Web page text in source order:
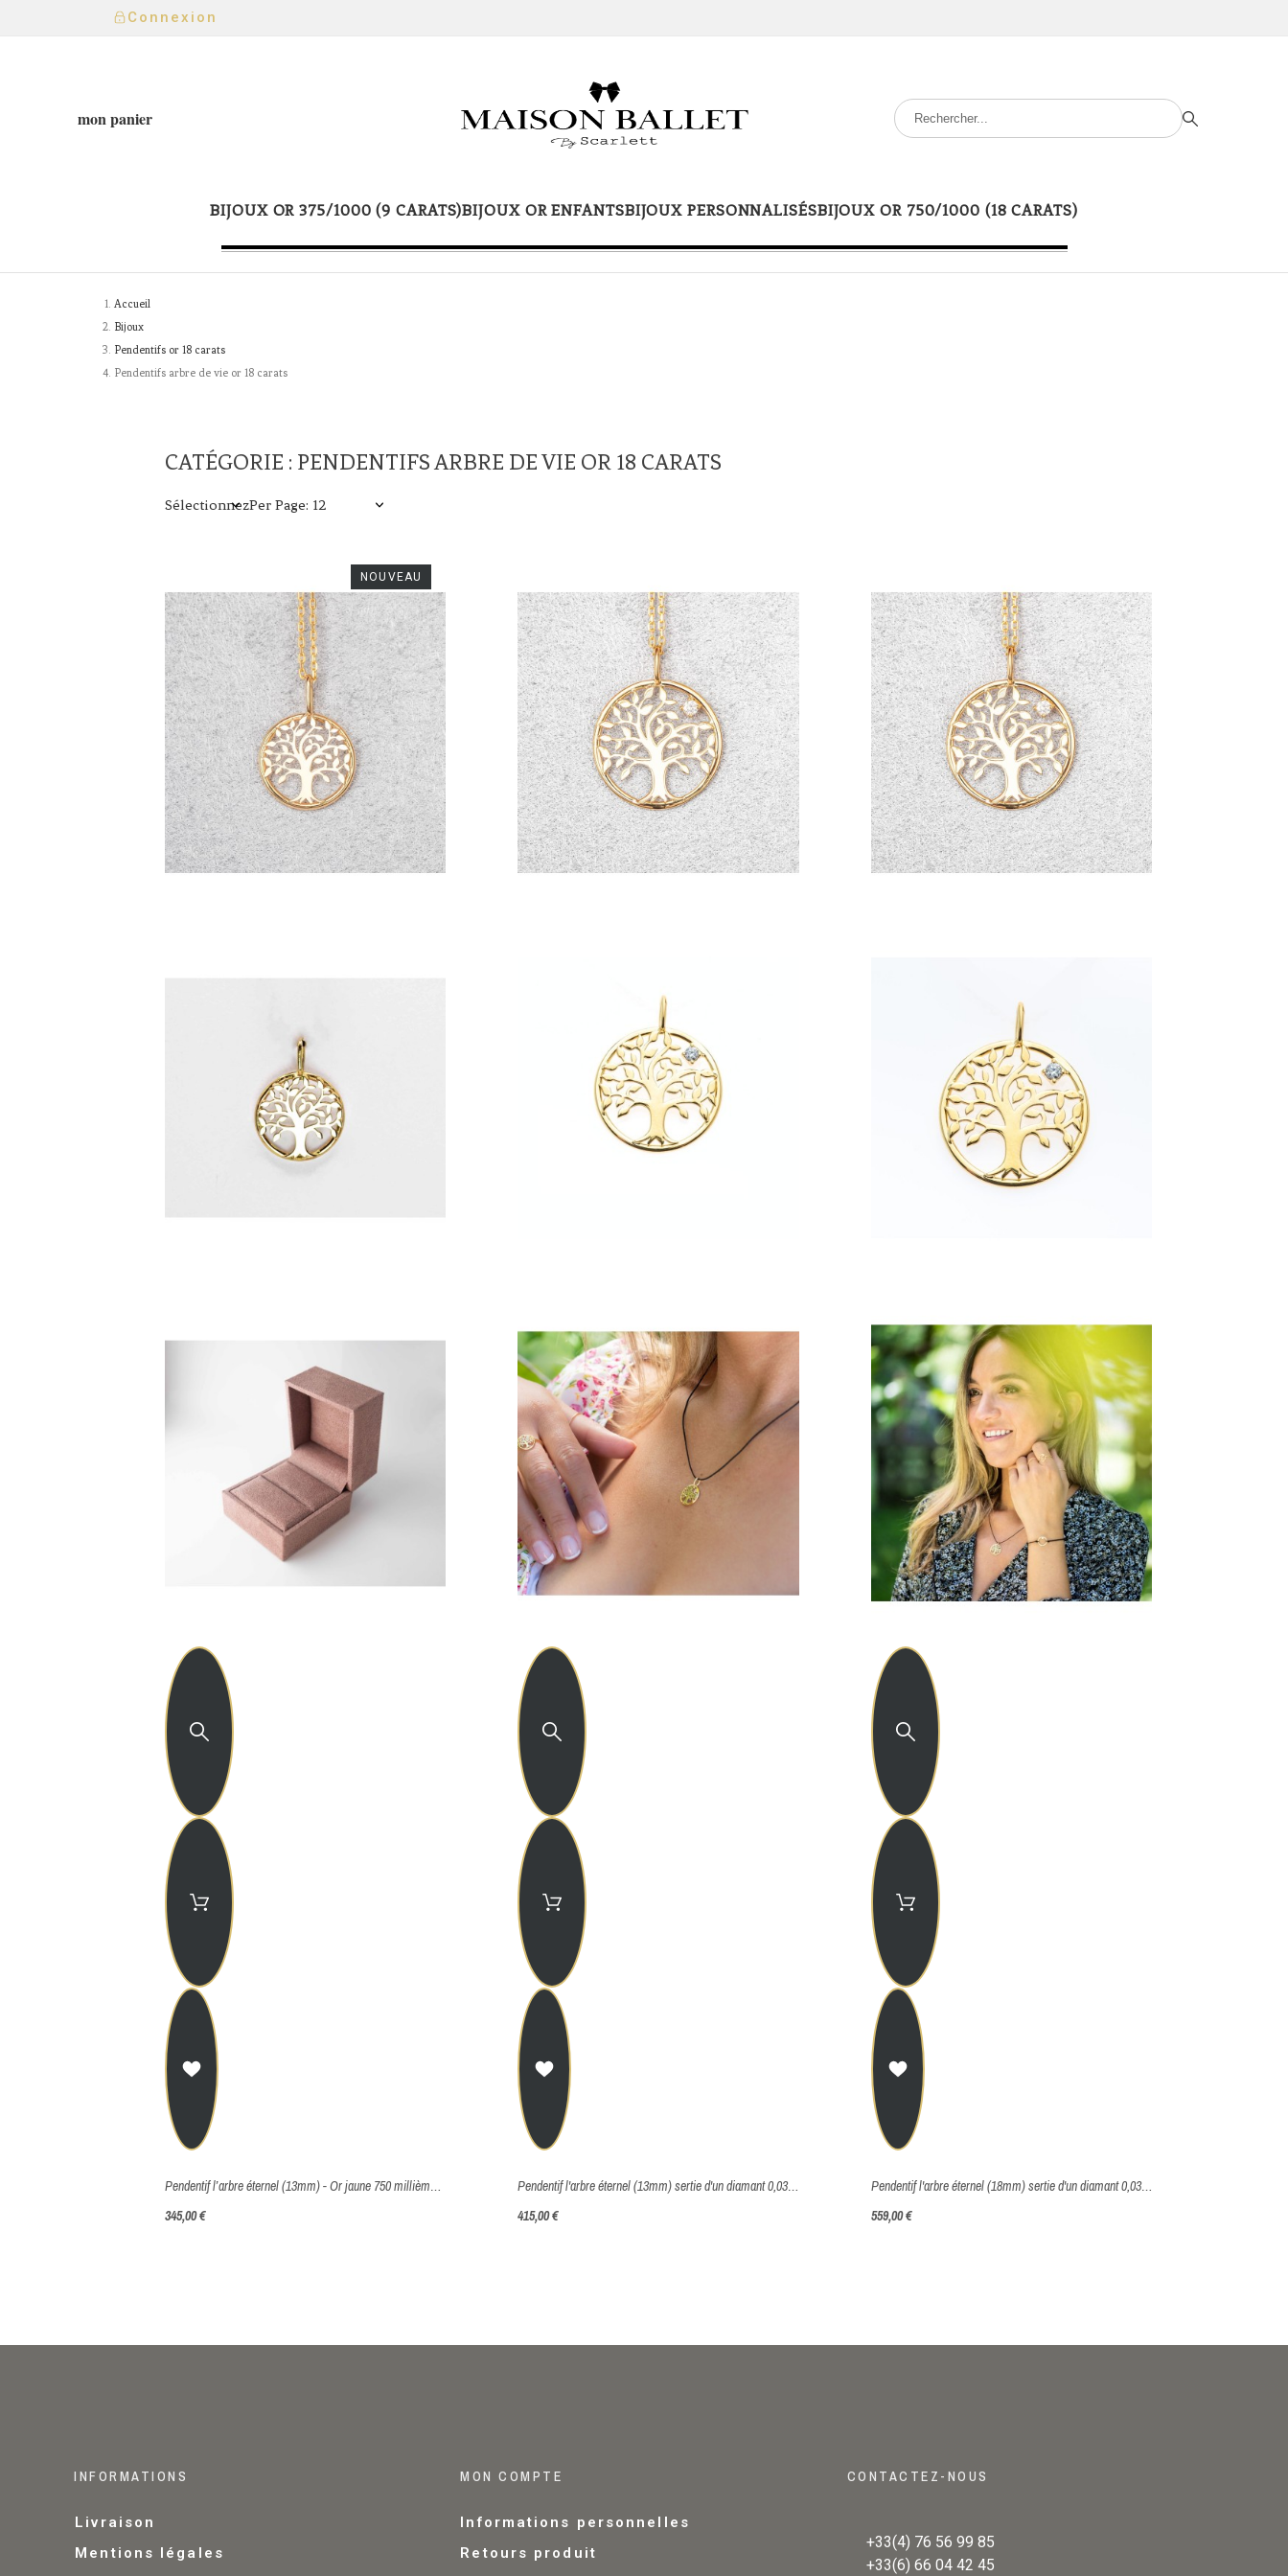
Connexion
mon panier
BIJOUX OR 375/1000 (9 CARATS)BIJOUX OR ENFANTSBIJOUX PERSONNALISÉSBIJOUX OR 750/1000 (18 CARATS)
Accueil
Bijoux
Pendentifs or 18 carats
Pendentifs arbre de vie or 18 carats
CATÉGORIE : PENDENTIFS ARBRE DE VIE OR 18 CARATS
SélectionnezPer Page: 12
Pendentif l’arbre éternel (13mm) - Or jaune 750 millièmes (18 carats)
345,00 €
NOUVEAU
Pendentif l'arbre éternel (13mm) sertie d'un diamant 0,03 carats - Or Jaune 750 millièmes (18 Carats)
415,00 €
Pendentif l'arbre éternel (18mm) sertie d'un diamant 0,03 carats - Or Jaune 750 millièmes (18 Carats)
559,00 €
INFORMATIONS
Livraison
Mentions légales
MON COMPTE
Informations personnelles
Retours produit
CONTACTEZ-NOUS
+33(4) 76 56 99 85
+33(6) 66 04 42 45